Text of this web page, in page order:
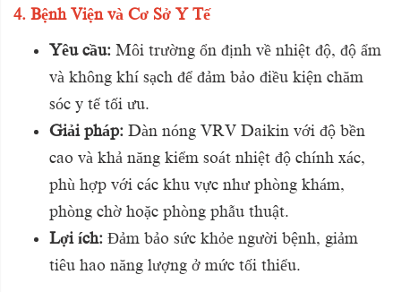
4. Bệnh Viện và Cơ Sở Y Tế
Yêu cầu: Môi trường ổn định về nhiệt độ, độ ẩm
và không khí sạch để đảm bảo điều kiện chăm
sóc y tế tối ưu.
Giải pháp: Dàn nóng VRV Daikin với độ bền
cao và khả năng kiểm soát nhiệt độ chính xác,
phù hợp với các khu vực như phòng khám,
phòng chờ hoặc phòng phẫu thuật.
Lợi ích: Đảm bảo sức khỏe người bệnh, giảm
tiêu hao năng lượng ở mức tối thiểu.